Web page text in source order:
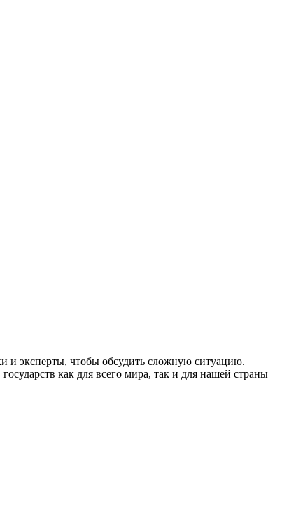
и эксперты, чтобы обсудить сложную ситуацию.
как для всего мира, так и для нашей страны